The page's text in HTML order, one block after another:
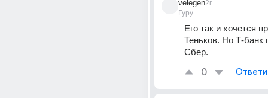
velegen
Гуру
2г
Его так и хочется
Теньков. Но Т-банк
Сбер.
0